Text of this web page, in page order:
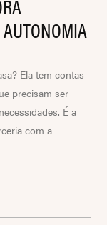
Ela tem contas
precisam ser
É a
com a